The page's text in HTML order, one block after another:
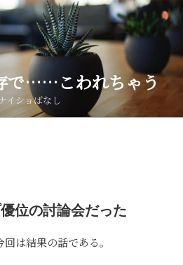
で……こわれちゃう
イショばなし
位の討論会だった
回は結果の話である。